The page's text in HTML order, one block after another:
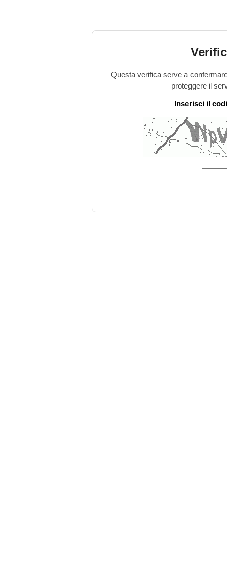
Questa verifica serve a
proteggere il
Inserisci il